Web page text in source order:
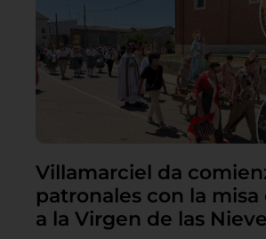
Villamarciel da
patronales con la
a la Virgen de las